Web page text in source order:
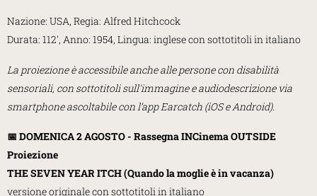
Nazione: USA, Regia: Alfred Hitchcock
Durata: 112', Anno: 1954, Lingua: inglese con sottotitoli in italiano
La proiezione è accessibile anche alle persone con disabilità
sensoriali, con sottotitoli sull'immagine e audiodescrizione via
smartphone ascoltabile con l’app Earcatch (iOS e Android).
📅 DOMENICA 2 AGOSTO - Rassegna INCinema OUTSIDE
Proiezione
THE SEVEN YEAR ITCH (Quando la moglie è in vacanza)
versione originale con sottotitoli in italiano